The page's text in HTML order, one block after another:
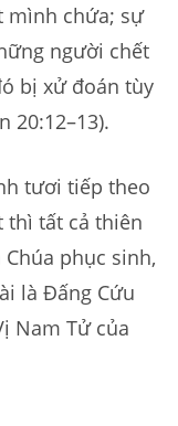
mình chứa; sự
người chết
bị xử đoán tùy
20:12–13).
tươi tiếp theo
thì tất cả thiên
phục sinh,
là Đấng Cứu
Nam Tử của